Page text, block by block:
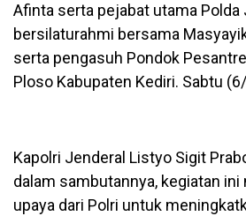
Afinta serta pejabat utama Polda
bersilaturahmi bersama
serta pengasuh Pondok
Ploso Kabupaten Kediri. Sabtu
Kapolri Jenderal Listyo Sigit
dalam sambutannya, kegiatan
upaya dari Polri untuk